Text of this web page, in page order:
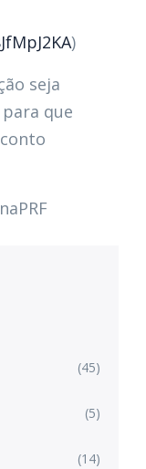
)
seja
que
(45)
(5)
(14)